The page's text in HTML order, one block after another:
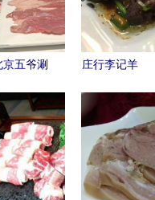
京五爷涮
商业中心
）手切热
鲜羊肉大
真实测评
庄行李记羊
暖胃的地道
上海羊肉之
选